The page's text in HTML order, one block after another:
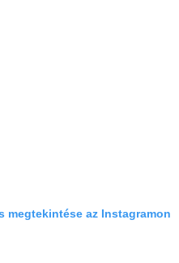
megtekintése az Instagramon